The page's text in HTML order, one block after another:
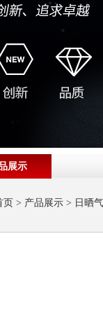
展示
页 > 产品展示> 日晒